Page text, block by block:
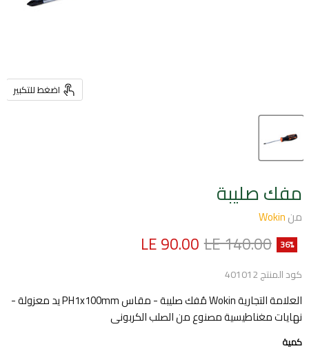
اضغط للتكبير
مفك صليبة
منWokin
36% السعر الأصلي
LE 140.00السعر الحالي
LE 90.00
كود المنتج401012
العلامة التجارية Wokin مُفك صليبة - مقاس PH1x100mm يد معزولة -
نهايات مغناطيسية مصنوع من الصلب الكربونى
كمية